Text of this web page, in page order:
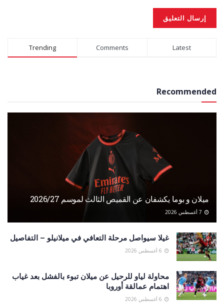
Alternative:
Trending Comments Latest
Recommended
ميلان و بوما يكشفان عن القميص الثالث لموسم 2026/27
غيلا سيواصل مرحلة التعافي في ميلانيلو – التفاصيل
محاولة لياو للرحيل عن ميلان تبوء بالفشل بعد غياب
اهتمام عمالقة أوروبا